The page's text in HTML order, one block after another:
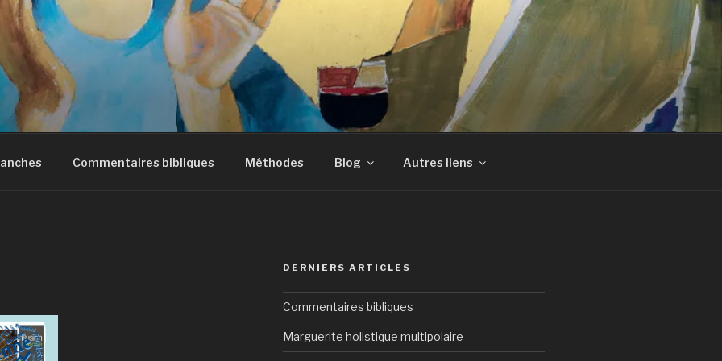
Commentaires bibliques Méthodes Blog Autres liens
DERNIERS ARTICLES
Commentaires bibliques
Marguerite holistique multipolaire